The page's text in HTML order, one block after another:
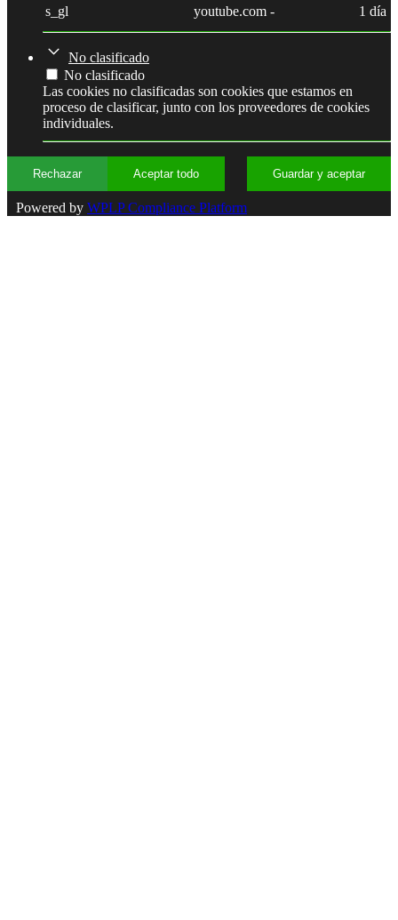
s_gl youtube.com - 1 día
No clasificado
No clasificado
Las cookies no clasificadas son cookies que estamos en
proceso de clasificar, junto con los proveedores de cookies
individuales.
Rechazar Aceptar todo Guardar y aceptar
Powered by WPLP Compliance Platform